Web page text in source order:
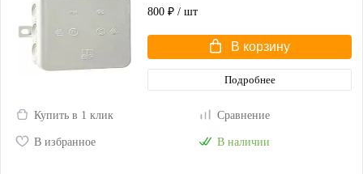
800 ₽ / шт
В корзину
Подробнее
Купить в 1 клик Сравнение
В избранное В наличии